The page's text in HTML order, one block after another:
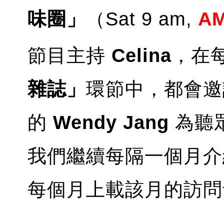
味圈」
（Sat 9 am,
節目主持 Celina ，在
雜誌」 環節中，都會
的 Wendy Jang 為聽
我們繼續每隔一個月
每個月上載該月的訪